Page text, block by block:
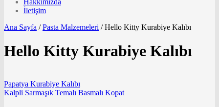
İletişim
Ana Sayfa / Pasta Malzemeleri /Hello Kitty Kurabiye Kalıbı
Hello Kitty Kurabiye Kalıbı
Papatya Kurabiye Kalıbı
Kalpli Sarmaşık Temalı Basmalı Kopat